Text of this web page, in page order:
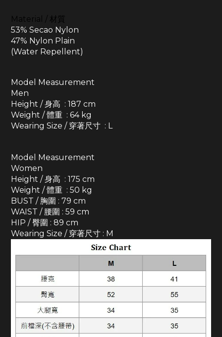
Material / 材質
53% Secao Nylon
47% Nylon Plain
(Water Repellent)
Model Measurement
Men
Height / 身高 : 187 cm
Weight / 體重 : 64 kg
Wearing Size / 穿著尺寸 : L
Model Measurement
Women
Height / 身高 : 175 cm
Weight / 體重 : 50 kg
BUST / 胸圍 : 79 cm
WAIST / 腰圍 : 59 cm
HIP / 臀圍 : 89 cm
Wearing Size / 穿著尺寸 : M